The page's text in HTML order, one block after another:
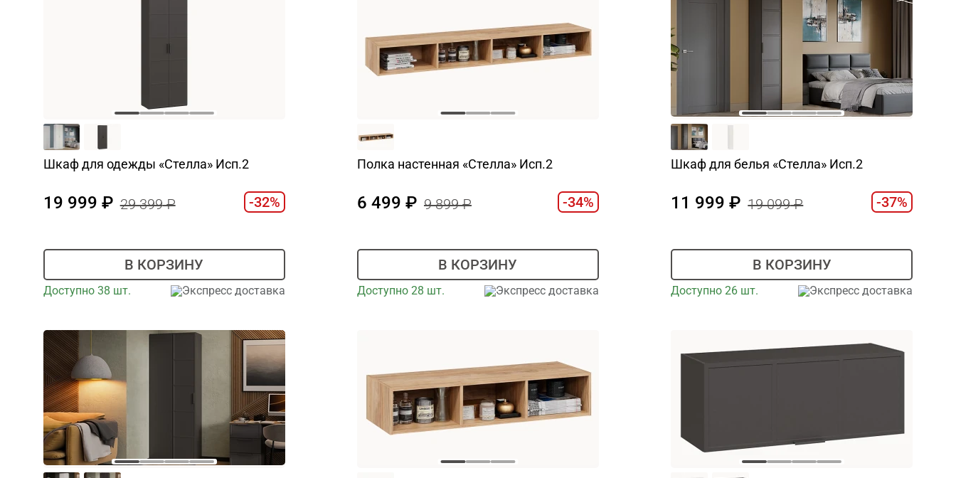
Шкаф для одежды «Стелла» Исп.2
19 999 29 399 -32%
В КОРЗИНУ
Доступно 38 шт. Экспресс доставка
Полка настенная «Стелла» Исп.2
6 499 9 899 -34%
В КОРЗИНУ
Доступно 28 шт. Экспресс доставка
Шкаф для белья «Стелла» Исп.2
11 999 19 099 -37%
В КОРЗИНУ
Доступно 26 шт. Экспресс доставка